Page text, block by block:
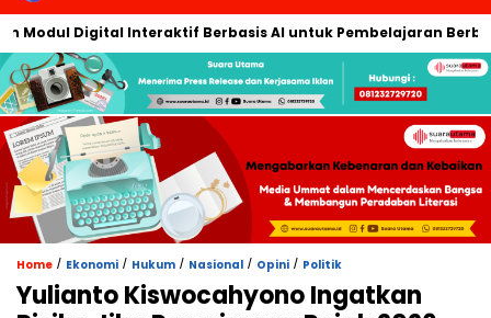
Digital Interaktif Berbasis AI untuk Pembelajaran Berbicara
Home / Ekonomi / Hukum / Nasional / Opini / Politik
Yulianto Kiswocahyono Ingatkan